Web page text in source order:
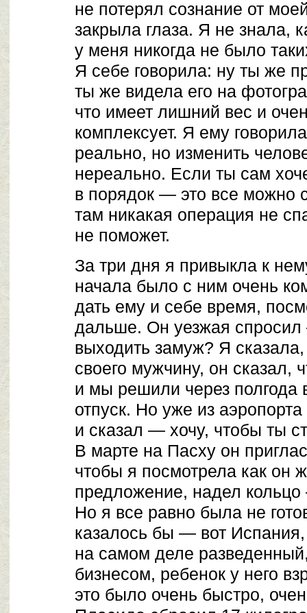
не потерял сознание от
закрыла глаза. Я не знала,
у меня никогда не было
Я себе говорила: ну ты же
ты же видела его на
что имеет лишний вес и
комплексует. Я ему
реально, но изменить
нереально. Если ты сам
в порядок — это все можно
там никакая операция не
не поможет.
За три дня я привыкла к
начала было с ним очень
дать ему и себе время,
дальше. Он уезжая
выходить замуж? Я
своего мужчину, он сказал,
и мы решили через полгода
отпуск. Но уже из
и сказал — хочу, чтобы ты
В марте на Пасху он
чтобы я посмотрела как он
предложение, надел
Но я все равно была не
казалось бы — вот
на самом деле
бизнесом, ребенок у него
это было очень быстро,